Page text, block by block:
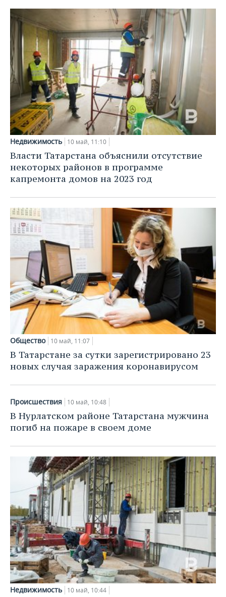
Недвижимость 10 май, 11:10
Власти Татарстана объяснили отсутствие
некоторых районов в программе
капремонта домов на 2023 год
Общество 10 май, 11:07
В Татарстане за сутки зарегистрировано 23
новых случая заражения коронавирусом
Происшествия 10 май, 10:48
В Нурлатском районе Татарстана мужчина
погиб на пожаре в своем доме
Недвижимость 10 май, 10:44